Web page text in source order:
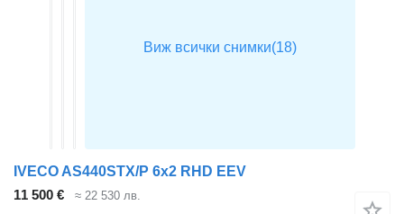
IVECO AS440STX/P 6x2 RHD EEV
11 500 €
≈ 22 530 лв.